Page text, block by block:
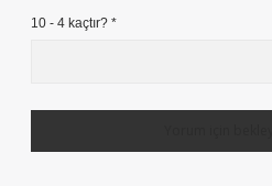
10 - 4 kaçtır? *